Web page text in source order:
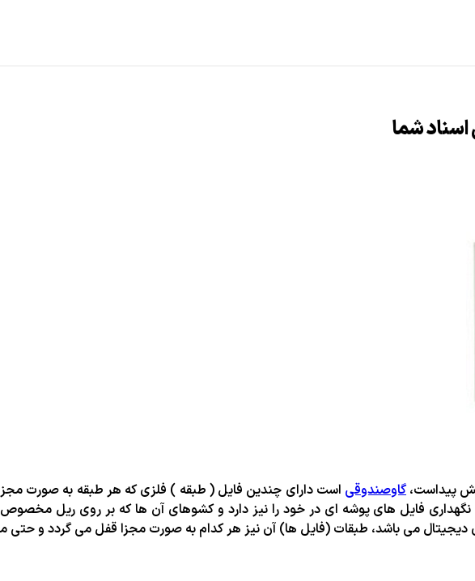
شما
پیداست، گاوصندوقی است دارای چندین فایل ( طبقه ) فلزی که هر طبقه به صورت
دیجیتال می باشد، طبقات (فایل ها) آن نیز هر کدام به صورت مجزا قفل می گردد و